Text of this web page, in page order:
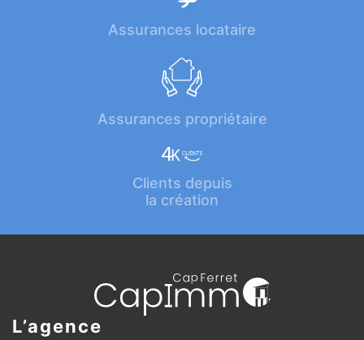
Assurances locataire
Assurances propriétaire
Clients depuis
la création
L’agence